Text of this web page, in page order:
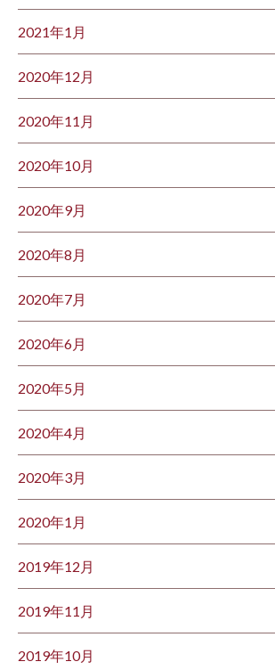
2021年1月
2020年12月
2020年11月
2020年10月
2020年9月
2020年8月
2020年7月
2020年6月
2020年5月
2020年4月
2020年3月
2020年1月
2019年12月
2019年11月
2019年10月